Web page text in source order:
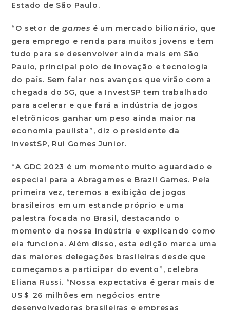
Estado de São Paulo.
“O setor degames é um mercado bilionário, que
gera emprego e renda para muitos jovens e tem
tudo para se desenvolver ainda mais em São
Paulo, principal polo de inovação e tecnologia
do país. Sem falar nos avanços que virão com a
chegada do 5G, que a InvestSP tem trabalhado
para acelerar e que fará a indústria de jogos
eletrônicos ganhar um peso ainda maior na
economia paulista”, diz o presidente da
InvestSP, Rui Gomes Junior.
“A GDC 2023 é um momento muito aguardado e
especial para a Abragames e Brazil Games. Pela
primeira vez, teremos a exibição de jogos
brasileiros em um estande próprio e uma
palestra focada no Brasil, destacando o
momento da nossa indústria e explicando como
ela funciona. Além disso, esta edição marca uma
das maiores delegações brasileiras desde que
começamos a participar do evento”, celebra
Eliana Russi. “Nossa expectativa é gerar mais de
US＄ 26 milhões em negócios entre
desenvolvedoras brasileiras e empresas